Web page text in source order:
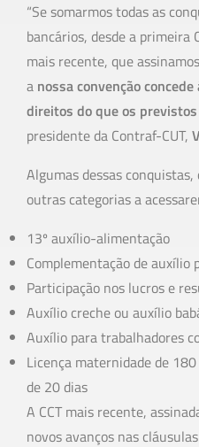
“Se somarmos todas as
bancários, desde a primeira
mais recente, que
a nossa convenção
direitos do que os previstos
presidente da Contraf-CUT,
Algumas dessas
outras categorias a
13º auxílio-alimentação
Complementação de auxílio
Participação nos lucros e
Auxílio creche ou auxílio
Auxílio para trabalhadores
Licença maternidade de
de 20 dias
A CCT mais recente,
novos avanços nas